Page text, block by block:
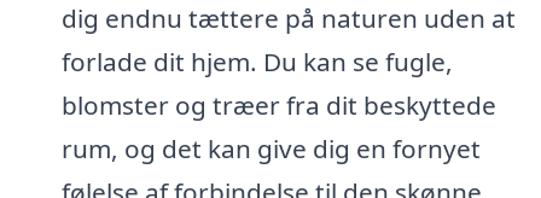
dig endnu tættere på naturen uden at
forlade dit hjem. Du kan se fugle,
blomster og træer fra dit beskyttede
rum, og det kan give dig en fornyet